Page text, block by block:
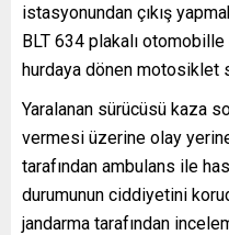
istasyonundan çıkış
BLT 634 plakalı otomobille
hurdaya dönen motosiklet
Yaralanan sürücüsü kaza
vermesi üzerine olay
tarafından ambulans ile
durumunun ciddiyetini
jandarma tarafından